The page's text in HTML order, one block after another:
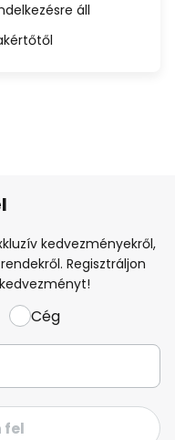
áll
kedvezményekről,
Regisztráljon
Cég
fel